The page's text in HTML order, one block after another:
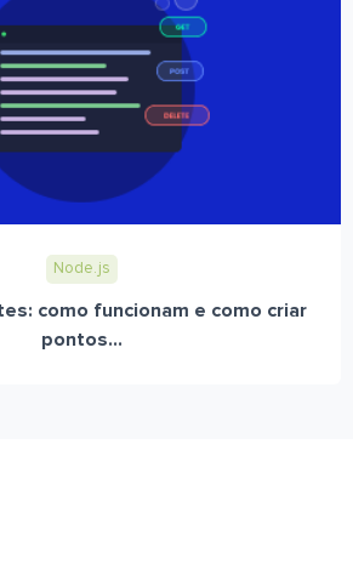
Node.js
como funcionam e como criar
pontos...